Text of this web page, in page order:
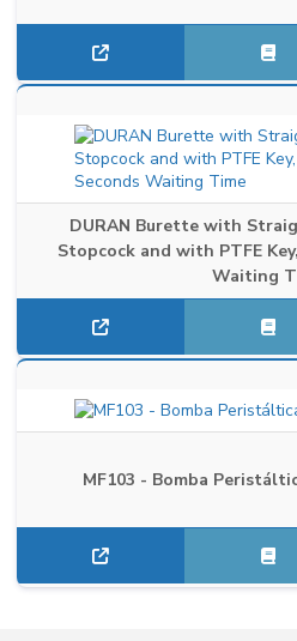
DURAN Burette with
Stopcock and with PTFE
Waiting
MF103 - Bomba